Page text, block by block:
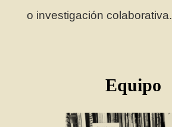
o investigación colaborativa.
Equipo